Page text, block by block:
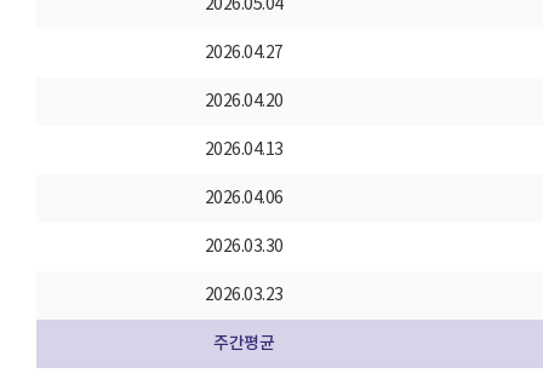
2026.05.04
2026.04.27
2026.04.20
2026.04.13
2026.04.06
2026.03.30
2026.03.23
주간평균